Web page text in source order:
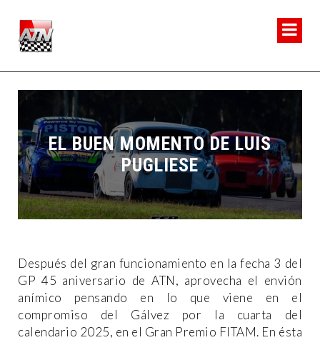
EL BUEN MOMENTO DE LUIS
PUGLIESE
Después del gran funcionamiento en la fecha 3 del
GP 45 aniversario de ATN, aprovecha el envión
anímico pensando en lo que viene en el
compromiso del Gálvez por la cuarta del
calendario 2025, en el Gran Premio FITAM. En ésta